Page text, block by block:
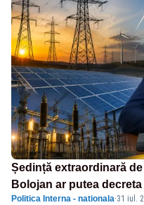
Ședință extraordinară
Bolojan ar putea
Politica Interna - nationala·31 iul.